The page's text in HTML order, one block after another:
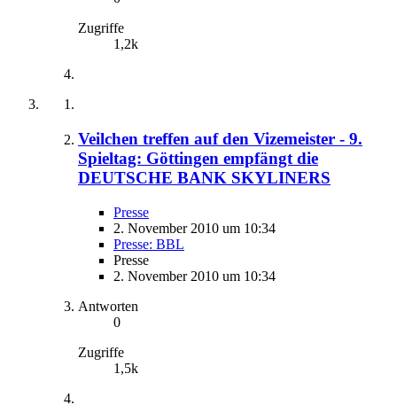
Zugriffe
1,2k
Veilchen treffen auf den Vizemeister - 9.
Spieltag: Göttingen empfängt die
DEUTSCHE BANK SKYLINERS
Presse
2. November 2010 um 10:34
Presse: BBL
Presse
2. November 2010 um 10:34
Antworten
0
Zugriffe
1,5k